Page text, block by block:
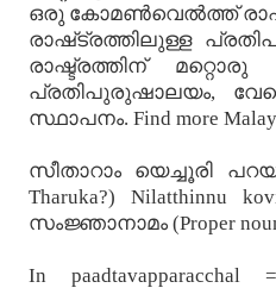
ഒരു കോമണ്‍വെല്‍ത്ത്‌
രാഷ്‌ട്രത്തിലുള്ള
രാഷ്ട്രത്തിന്
പ്രതിപുരുഷാലയം,
സ്ഥാപനം. Find more
സീതാറാം യെച്ചൂരി
Tharuka?) Nilatthinnu
സംജ്ഞാനാമം (Proper
In